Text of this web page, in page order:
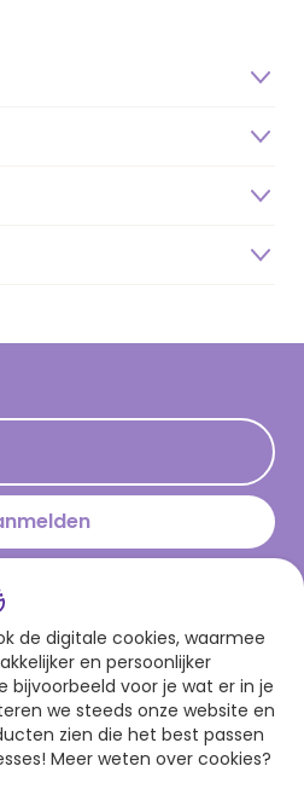
de digitale cookies, waarmee
en persoonlijker
bijvoorbeeld voor je wat er in je
we steeds onze website en
zien die het best passen
Meer weten over cookies?